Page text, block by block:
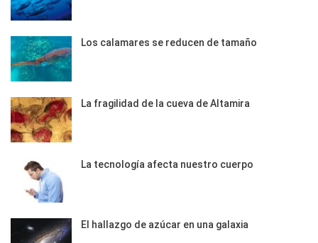
Los calamares se reducen de tamaño
La fragilidad de la cueva de Altamira
La tecnología afecta nuestro cuerpo
El hallazgo de azúcar en una galaxia